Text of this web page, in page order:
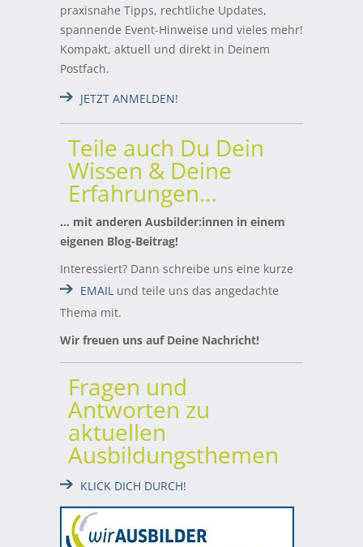
praxisnahe Tipps, rechtliche Updates,
spannende Event-Hinweise und vieles mehr!
Kompakt, aktuell und direkt in Deinem
Postfach.
JETZT ANMELDEN!
Teile auch Du Dein
Wissen & Deine
Erfahrungen…
… mit anderen Ausbilder:innen in einem
eigenen Blog-Beitrag!
Interessiert? Dann schreibe uns eine kurze
EMAIL und teile uns das angedachte
Thema mit.
Wir freuen uns auf Deine Nachricht!
Fragen und
Antworten zu
aktuellen
Ausbildungsthemen
KLICK DICH DURCH!